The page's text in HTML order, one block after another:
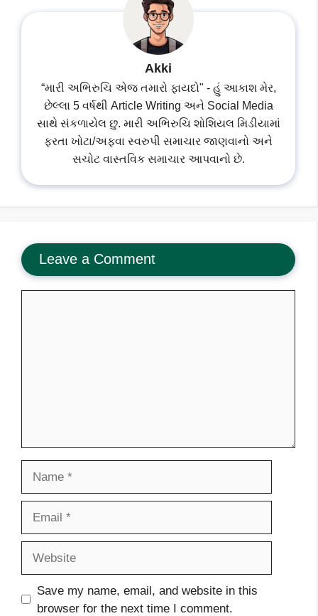
Akki
“મારી અભિરુચિ એજ તમારો ફાયદો" - હું આકાશ મેર,
છેલ્લા 5 વર્ષથી Article Writing અને Social Media
સાથે સંકળાયેલ છુ. મારી અભિરુચિ શોશિયલ મિડીયામાં
ફરતા ખોટા/અફવા સ્વરુપી સમાચાર જાણવાનો અને
સચોટ વાસ્તવિક સમાચાર આપવાનો છે.
Leave a Comment
Save my name, email, and website in this
browser for the next time I comment.